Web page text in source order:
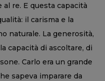
re. E questa capacità
il carisma e la
naturale. La generosità,
capacità di ascoltare, di
Carlo era un grande
sapeva imparare da